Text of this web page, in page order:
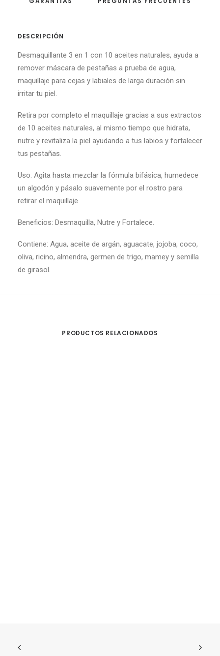
DESCRIPCIÓN
Desmaquillante 3 en 1 con 10 aceites naturales, ayuda a
remover máscara de pestañas a prueba de agua,
maquillaje para cejas y labiales de larga duración sin
irritar tu piel.
Retira por completo el maquillaje gracias a sus extractos
de 10 aceites naturales, al mismo tiempo que hidrata,
nutre y revitaliza la piel ayudando a tus labios y fortalecer
tus pestañas.
Uso: Agita hasta mezclar la fórmula bifásica, humedece
un algodón y pásalo suavemente por el rostro para
retirar el maquillaje.
Beneficios: Desmaquilla, Nutre y Fortalece.
Contiene: Agua, aceite de argán, aguacate, jojoba, coco,
oliva, ricino, almendra, germen de trigo, mamey y semilla
de girasol.
PRODUCTOS RELACIONADOS